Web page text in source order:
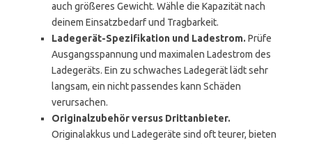
auch größeres Gewicht. Wähle die Kapazität nach
deinem Einsatzbedarf und Tragbarkeit.
Ladegerät-Spezifikation und Ladestrom. Prüfe
Ausgangsspannung und maximalen Ladestrom des
Ladegeräts. Ein zu schwaches Ladegerät lädt sehr
langsam, ein nicht passendes kann Schäden
verursachen.
Originalzubehör versus Drittanbieter.
Originalakkus und Ladegeräte sind oft teurer, bieten